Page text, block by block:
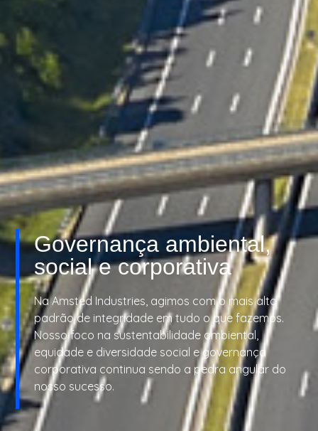
Governança ambiental,
social e corporativa
Na Amsted Industries, agimos com o mais alto
padrão de integridade em tudo o que fazemos.
Nosso foco na sustentabilidade ambiental,
equidade e diversidade social e governança
corporativa continua sendo a pedra angular do
nosso sucesso.